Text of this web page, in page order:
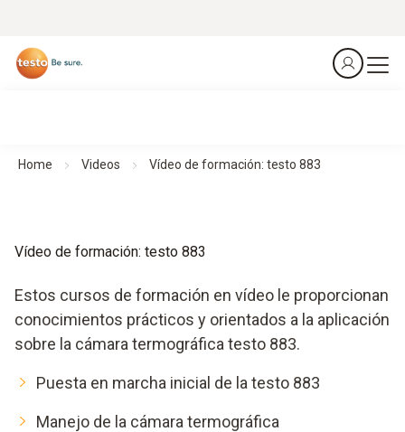
Home Videos Vídeo de formación: testo 883
Vídeo de formación: testo 883
Estos cursos de formación en vídeo le proporcionan
conocimientos prácticos y orientados a la aplicación
sobre la cámara termográfica testo 883.
Puesta en marcha inicial de la testo 883
Manejo de la cámara termográfica